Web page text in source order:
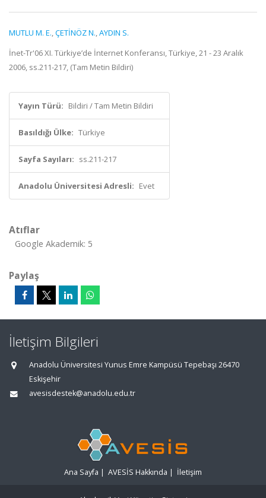
MUTLU M. E.,ÇETİNÖZ N.,AYDIN S.
İnet-Tr'06 XI. Türkiye’de İnternet Konferansı, Türkiye, 21 - 23 Aralık
2006, ss.211-217, (Tam Metin Bildiri)
Yayın Türü: Bildiri / Tam Metin Bildiri
Basıldığı Ülke: Türkiye
Sayfa Sayıları: ss.211-217
Anadolu Üniversitesi Adresli: Evet
Atıflar
Google Akademik: 5
Paylaş
İletişim Bilgileri
Anadolu Üniversitesi Yunus Emre Kampüsü Tepebaşı 26470
Eskişehir
avesisdestek@anadolu.edu.tr
Ana Sayfa | AVESİS Hakkında | İletişim